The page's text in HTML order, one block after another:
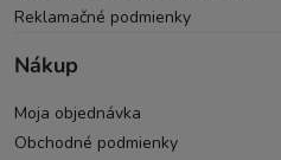
Reklamačné podmienky
Nákup
Moja objednávka
Obchodné podmienky